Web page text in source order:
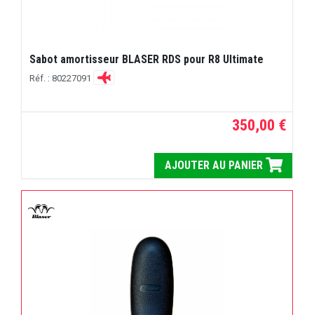
Sabot amortisseur BLASER RDS pour R8 Ultimate
Réf. : 80227091
350,00 €
AJOUTER AU PANIER